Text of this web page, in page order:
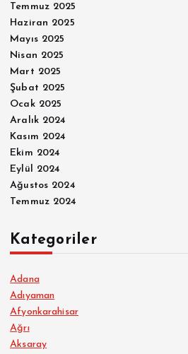
Temmuz 2025
Haziran 2025
Mayıs 2025
Nisan 2025
Mart 2025
Şubat 2025
Ocak 2025
Aralık 2024
Kasım 2024
Ekim 2024
Eylül 2024
Ağustos 2024
Temmuz 2024
Kategoriler
Adana
Adıyaman
Afyonkarahisar
Ağrı
Aksaray